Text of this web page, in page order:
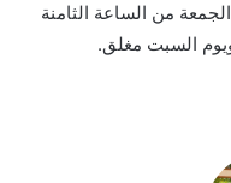
من الساعة الثامنة
السبت مغلق.